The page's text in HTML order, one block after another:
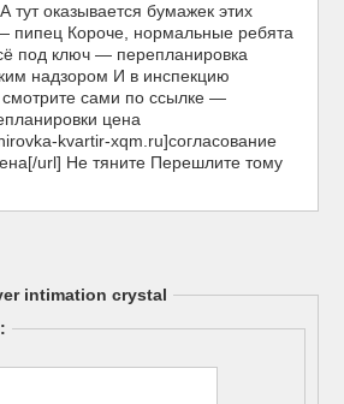
тут оказывается бумажек этих
пипец Короче, нормальные ребята
под ключ — перепланировка
надзором И в инспекцию
сами по ссылке —
цена
kvartir-xqm.ru]согласование
url] Не тяните Перешлите тому
intimation crystal